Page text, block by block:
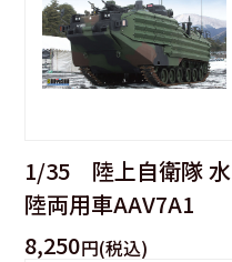
1/35 陸上自衛隊 水
陸両用車AAV7A1
8,250円(税込)